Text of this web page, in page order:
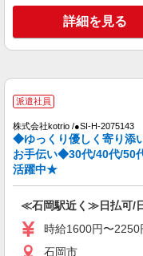
詳細を見る
派遣社員
株式会社kotrio /●SI-H-2075143
◆ゆっくり優しく寄り添
お手伝い◆30代/40代/50
活躍中★
≪石岡駅近く≫日払可/
時給1600円〜
石岡市